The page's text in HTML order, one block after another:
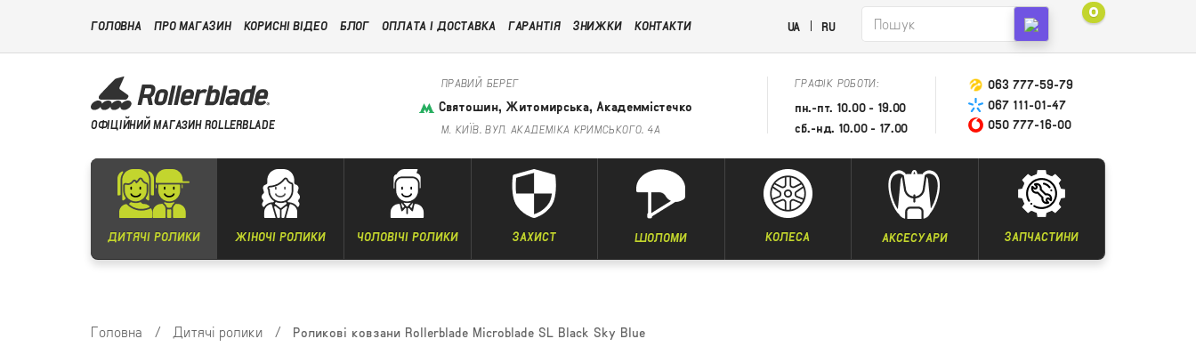
ГОЛОВНА ПРО МАГАЗИН КОРИСНІ ВІДЕО БЛОГ ОПЛАТА І ДОСТАВКА ГАРАНТІЯ ЗНИЖКИ КОНТАКТИ RU
UA
0
ОФІЦІЙНИЙ МАГАЗИН ROLLERBLADE
ПРАВИЙ БЕРЕГ
Святошин, Житомирська, Академмістечко
М. КИЇВ, ВУЛ. АКАДЕМІКА КРИМСЬКОГО, 4А
ГРАФІК РОБОТИ:
пн.-пт. 10.00 - 19.00
сб.-нд. 10.00 - 17.00
063 777-59-79
067 111-01-47
050 777-16-00
ДИТЯЧІ РОЛИКИ ЖІНОЧІ РОЛИКИ ЧОЛОВІЧІ РОЛИКИ ЗАХИСТ ШОЛОМИ КОЛЕСА АКСЕСУАРИ ЗАПЧАСТИНИ
Головна / Дитячі ролики / Роликові ковзани Rollerblade Microblade SL Black Sky Blue